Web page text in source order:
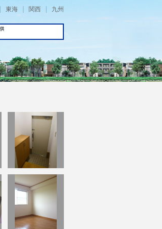
東海 関西 九州